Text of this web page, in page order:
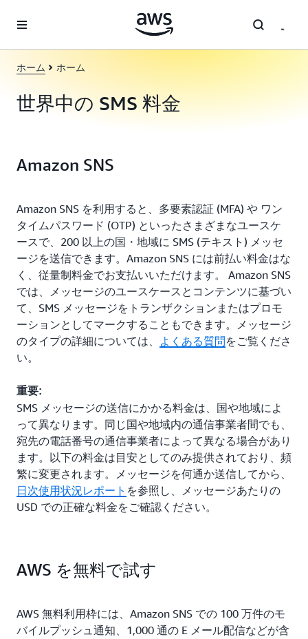
ホーム ホーム
世界中の SMS 料金
Amazon SNS
Amazon SNS を利用すると、多要素認証 (MFA) や ワン
タイムパスワード (OTP) といったさまざまなユースケ
ースで、200 以上の国・地域に SMS (テキスト) メッセ
ージを送信できます。Amazon SNS には前払い料金はな
く、従量制料金でお支払いいただけます。 Amazon SNS
では、メッセージのユースケースとコンテンツに基づい
て、SMS メッセージをトランザクションまたはプロモ
ーションとしてマークすることもできます。メッセージ
のタイプの詳細については、 よくある質問をご覧くださ
い。
重要:
SMS メッセージの送信にかかる料金は、国や地域によ
って異なります。同じ国や地域内の通信事業者間でも、
宛先の電話番号の通信事業者によって異なる場合があり
ます。以下の料金は目安としてのみ提供されており、頻
繁に変更されます。メッセージを何通か送信してから、
日次使用状況レポート を参照し、メッセージあたりの
USD での正確な料金をご確認ください。
AWS を無料で試す
AWS 無料利用枠には、Amazon SNS での 100 万件のモ
バイルプッシュ通知、1,000 通の E メール配信などが含